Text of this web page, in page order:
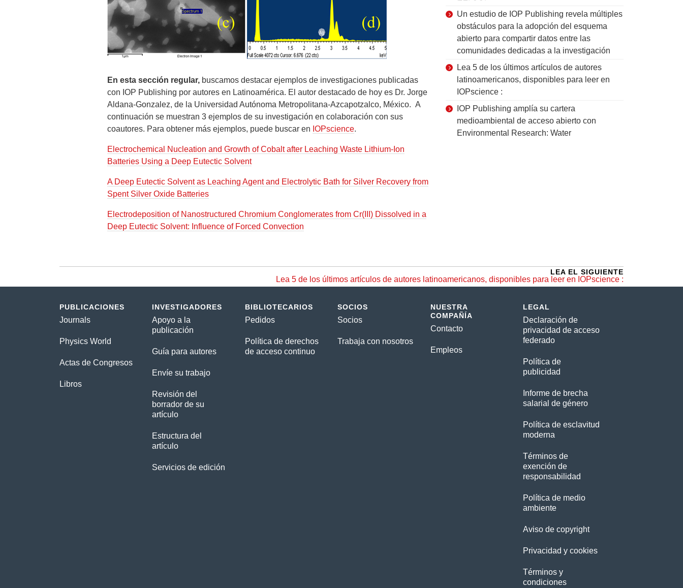
En esta sección regular, buscamos destacar ejemplos de investigaciones publicadas
con IOP Publishing por autores en Latinoamérica. El autor destacado de hoy es Dr. Jorge
Aldana-Gonzalez, de la Universidad Autónoma Metropolitana-Azcapotzalco, México. A
continuación se muestran 3 ejemplos de su investigación en colaboración con sus
coautores. Para obtener más ejemplos, puede buscar en IOPscience.
Electrochemical Nucleation and Growth of Cobalt after Leaching Waste Lithium-Ion
Batteries Using a Deep Eutectic Solvent
A Deep Eutectic Solvent as Leaching Agent and Electrolytic Bath for Silver Recovery from
Spent Silver Oxide Batteries
Electrodeposition of Nanostructured Chromium Conglomerates from Cr(III) Dissolved in a
Deep Eutectic Solvent: Influence of Forced Convection
Un estudio de IOP Publishing revela múltiples
obstáculos para la adopción del esquema
abierto para compartir datos entre las
comunidades dedicadas a la investigación
Lea 5 de los últimos artículos de autores
latinoamericanos, disponibles para leer en
IOPscience :
IOP Publishing amplía su cartera
medioambiental de acceso abierto con
Environmental Research: Water
LEA EL SIGUIENTE
Lea 5 de los últimos artículos de autores latinoamericanos, disponibles para leer en IOPscience :
PUBLICACIONES
Journals
Physics World
Actas de Congresos
Libros
INVESTIGADORES
Apoyo a la
publicación
Guía para autores
Envíe su trabajo
Revisión del
borrador de su
artículo
Estructura del
artículo
Servicios de edición
BIBLIOTECARIOS
Pedidos
Política de derechos
de acceso continuo
SOCIOS
Socios
Trabaja con nosotros
NUESTRA
COMPAÑÍA
Contacto
Empleos
LEGAL
Declaración de
privacidad de acceso
federado
Política de
publicidad
Informe de brecha
salarial de género
Política de esclavitud
moderna
Términos de
exención de
responsabilidad
Política de medio
ambiente
Aviso de copyright
Privacidad y cookies
Términos y
condiciones